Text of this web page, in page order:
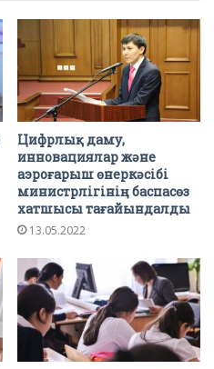
Цифрлық даму,
инновациялар және
аэроғарыш өнеркәсібі
министрлігінің баспасөз
хатшысы тағайындалды
13.05.2022